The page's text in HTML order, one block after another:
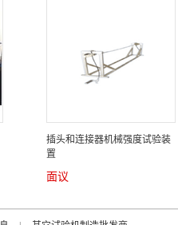
插头和连接器机械强度试验装
置
面议